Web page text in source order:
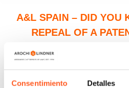
Consentimiento Detalles
A&L SPAIN – DID YOU
REPEAL OF A
INFRINGEMENT
TERMINATE THE